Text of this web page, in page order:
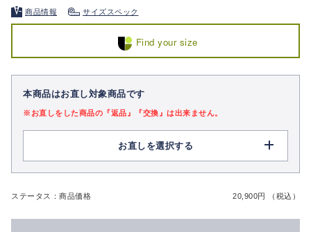
商品情報 サイズスペック
Find your size
本商品はお直し対象商品です
※お直しをした商品の『返品』『交換』は出来ません。
お直しを選択する
ステータス：商品価格 20,900円 （税込）